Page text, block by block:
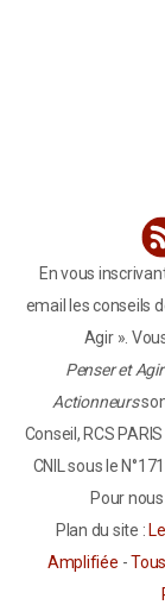
En vous
email les conseils
Agir ».
Penser et
Actionneurs
Conseil, RCS
CNIL sous le
Pour
Plan du site :
Amplifiée -